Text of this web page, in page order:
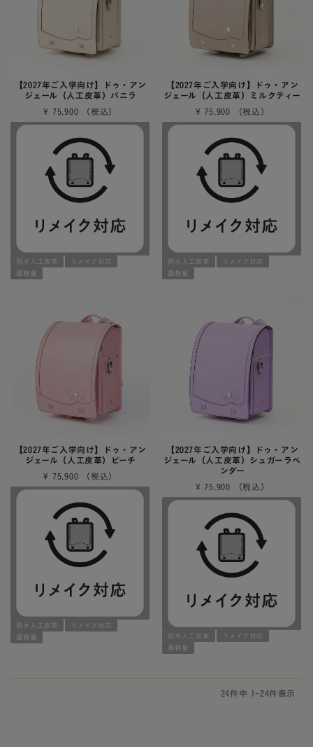
【2027年ご入学向け】ドゥ・アン
ジェール（人工皮革）バニラ
¥ 75,900
防水人工皮革
リメイク対応
最軽量
【2027年ご入学向け】ドゥ・アン
ジェール（人工皮革）ミルクティー
¥ 75,900
防水人工皮革
リメイク対応
最軽量
【2027年ご入学向け】ドゥ・アン
ジェール（人工皮革）ピーチ
¥ 75,900
防水人工皮革
リメイク対応
最軽量
【2027年ご入学向け】ドゥ・アン
ジェール（人工皮革）シュガーラベ
ンダー
¥ 75,900
防水人工皮革
リメイク対応
最軽量
24件中 - 24件表示